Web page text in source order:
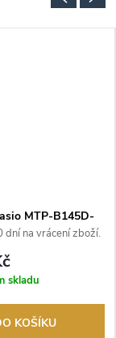
MTP-B145D-
dní na vrácení zboží.
prodejce.
skladu
KOŠÍKU